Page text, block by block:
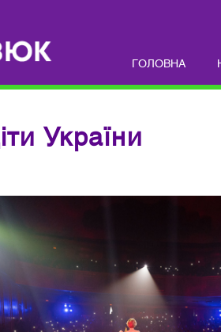
ГОЛОВНА
України